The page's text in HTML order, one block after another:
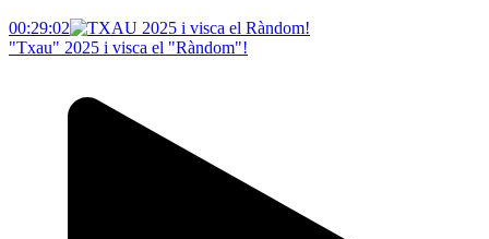
00:29:02
"Txau" 2025 i visca el "Ràndom"!